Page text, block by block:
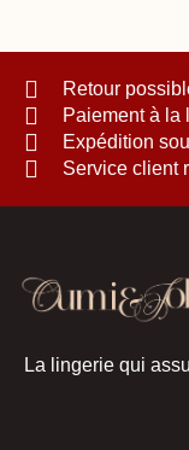
Retour
Paiement à la
Expédition
Service client
La lingerie qui